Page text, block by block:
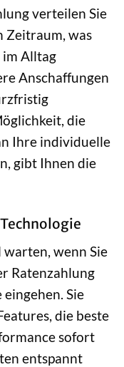
verteilen Sie
Zeitraum, was
Alltag
Anschaffungen
die
Ihre individuelle
gibt Ihnen die
wenn Sie
Ratenzahlung
eingehen. Sie
die beste
sofort
entspannt